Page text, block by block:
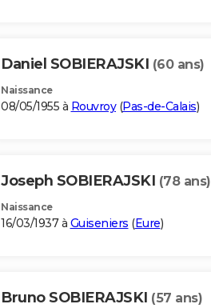
Daniel SOBIERAJSKI (60 ans)
Naissance
08/05/1955 à Rouvroy(Pas-de-Calais)
Joseph SOBIERAJSKI (78 ans)
Naissance
16/03/1937 à Guiseniers (Eure)
Bruno SOBIERAJSKI (57 ans)